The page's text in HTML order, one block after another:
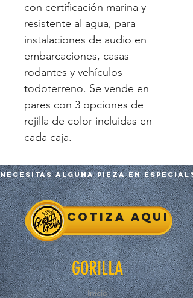
con certificación marina y
resistente al agua, para
instalaciones de audio en
embarcaciones, casas
rodantes y vehículos
todoterreno. Se vende en
pares con 3 opciones de
rejilla de color incluidas en
cada caja.
Necesitas alguna pieza en especial?
Cotiza aqui
GORILLA
Inicio